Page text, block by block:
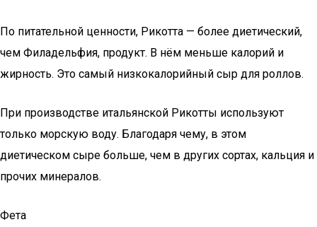
По питательной ценности, Рикотта — более диетический,
чем Филадельфия, продукт. В нём меньше калорий и
жирность. Это самый низкокалорийный сыр для роллов.
При производстве итальянской Рикотты используют
только морскую воду. Благодаря чему, в этом
диетическом сыре больше, чем в других сортах, кальция и
прочих минералов.
Фета